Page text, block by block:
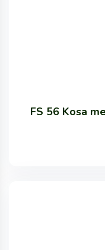
FS 56 Kosa